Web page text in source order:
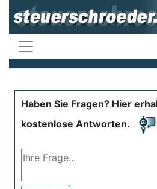
Haben Sie Fragen? Hier
kostenlose Antworten.